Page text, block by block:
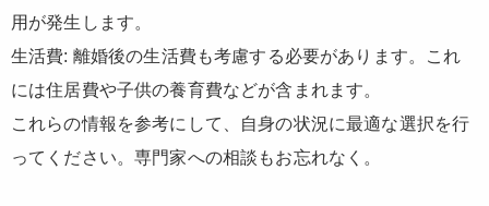
用が発生します。
生活費: 離婚後の生活費も考慮する必要があります。これ
には住居費や子供の養育費などが含まれます。
これらの情報を参考にして、自身の状況に最適な選択を行
ってください。専門家への相談もお忘れなく。